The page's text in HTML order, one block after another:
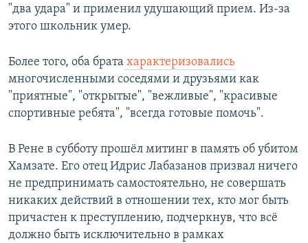
"два удара" и применил удушающий прием. Из-за
этого школьник умер.
Более того, оба брата характеризовались
многочисленными соседями и друзьями как
"приятные", "открытые", "вежливые", "красивые
спортивные ребята", "всегда готовые помочь".
В Рене в субботу прошёл митинг в память об убитом
Хамзате. Его отец Идрис Лабазанов призвал ничего
не предпринимать самостоятельно, не совершать
никаких действий в отношении тех, кто мог быть
причастен к преступлению, подчеркнув, что всё
должно быть исключительно в рамках